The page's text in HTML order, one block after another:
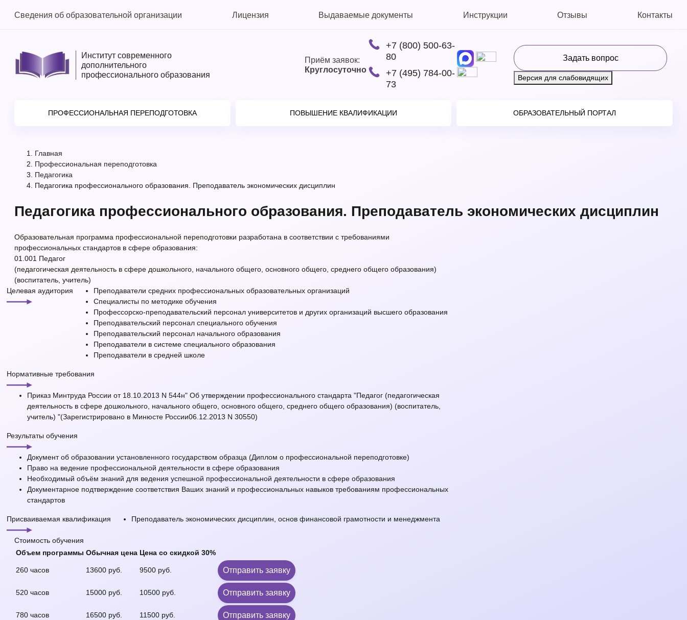
Сведения об образовательной организации Лицензия Выдаваемые документы Инструкции Отзывы Контакты
Институт современного
дополнительного
профессионального образования
Приём заявок:
Круглосуточно
+7 (800) 500-63-
80
+7 (495) 784-00-
73
Задать вопрос
Версия для слабовидящих
ПРОФЕССИОНАЛЬНАЯ ПЕРЕПОДГОТОВКА ПОВЫШЕНИЕ КВАЛИФИКАЦИИ ОБРАЗОВАТЕЛЬНЫЙ ПОРТАЛ
Главная
Профессиональная переподготовка
Педагогика
Педагогика профессионального образования. Преподаватель экономических дисциплин
Педагогика профессионального образования. Преподаватель экономических дисциплин
Образовательная программа профессиональной переподготовки разработана в соответствии с требованиями
профессиональных стандартов в сфере образования:
01.001 Педагог
(педагогическая деятельность в сфере дошкольного, начального общего, основного общего, среднего общего образования)
(воспитатель, учитель)
Целевая аудитория
Преподаватели средних профессиональных образовательных организаций
Специалисты по методике обучения
Профессорско-преподавательский персонал университетов и других организаций высшего образования
Преподавательский персонал специального обучения
Преподавательский персонал начального образования
Преподаватели в системе специального образования
Преподаватели в средней школе
Нормативные требования
Приказ Минтруда России от 18.10.2013 N 544н" Об утверждении профессионального стандарта "Педагог (педагогическая
деятельность в сфере дошкольного, начального общего, основного общего, среднего общего образования) (воспитатель,
учитель) "(Зарегистрировано в Минюсте России06.12.2013 N 30550)
Результаты обучения
Документ об образовании установленного государством образца (Диплом о профессиональной переподготовке)
Право на ведение профессиональной деятельности в сфере образования
Необходимый объём знаний для ведения успешной профессиональной деятельности в сфере образования
Документарное подтверждение соответствия Ваших знаний и профессиональных навыков требованиям профессиональных
стандартов
Присваиваемая квалификация Преподаватель экономических дисциплин, основ финансовой грамотности и менеджмента
Стоимость обучения
Объем программы Обычная цена Цена со скидкой 30%
260 часов 13600 руб. 9500 руб. Отправить заявку
520 часов 15000 руб. 10500 руб. Отправить заявку
780 часов 16500 руб. 11500 руб. Отправить заявку